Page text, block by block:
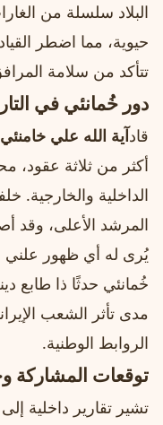
البلاد سلسلة من
حيوية، مما اضطر
تتأكد من سلامة
دور خُمانئي في
قادآية الله علي خامنئي
أكثر من ثلاثة عقود،
الداخلية والخارجية.
المرشد الأعلى، وقد
يُرى له أي ظهور علني
خُمانئي حدثًا ذا
مدى تأثر الشعب
الروابط الوطنية.
توقعات المشاركة
تشير تقارير داخلية إلى